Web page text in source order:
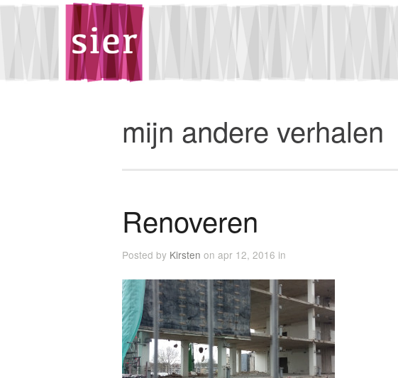
mijn andere verhalen
Renoveren
Posted by Kirsten on apr 12, 2016 in